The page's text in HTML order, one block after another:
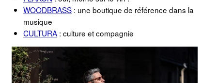
WOODBRASS : une boutique de référence dans la
musique
CULTURA : culture et compagnie